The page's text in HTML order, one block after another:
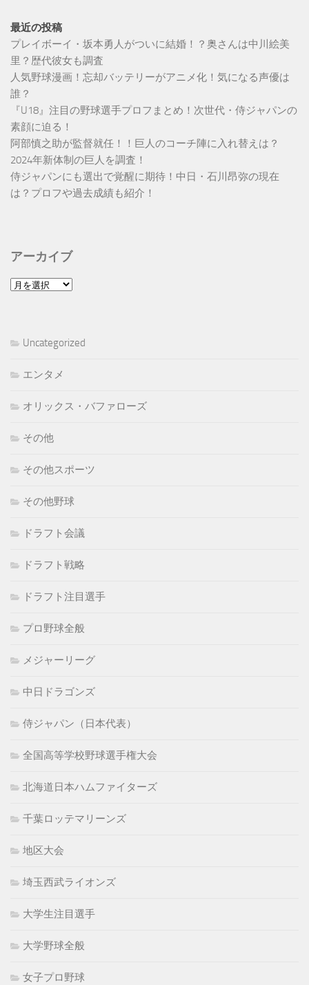
最近の投稿
プレイボーイ・坂本勇人がついに結婚！？奥さんは中川絵美
里？歴代彼女も調査
人気野球漫画！忘却バッテリーがアニメ化！気になる声優は
誰？
『U18』注目の野球選手プロフまとめ！次世代・侍ジャパンの
素顔に迫る！
阿部慎之助が監督就任！！巨人のコーチ陣に入れ替えは？
2024年新体制の巨人を調査！
侍ジャパンにも選出で覚醒に期待！中日・石川昂弥の現在
は？プロフや過去成績も紹介！
アーカイブ
ア
ブ
Uncategorized
エンタメ
オリックス・バファローズ
その他
その他スポーツ
その他野球
ドラフト会議
ドラフト戦略
ドラフト注目選手
プロ野球全般
メジャーリーグ
中日ドラゴンズ
侍ジャパン（日本代表）
全国高等学校野球選手権大会
北海道日本ハムファイターズ
千葉ロッテマリーンズ
地区大会
埼玉西武ライオンズ
大学生注目選手
大学野球全般
女子プロ野球